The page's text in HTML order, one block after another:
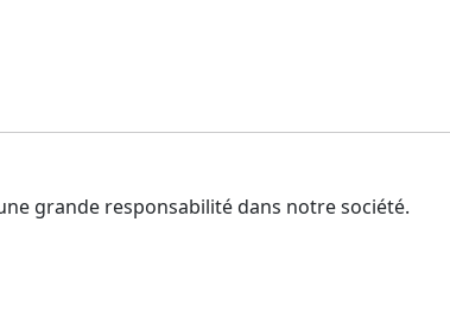
grande responsabilité dans notre société.